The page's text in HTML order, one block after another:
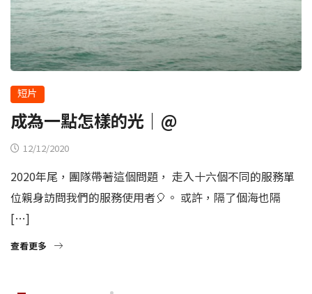
短片
成為一點怎樣的光｜@
12/12/2020
2020年尾，團隊帶著這個問題，​ 走入十六個不同的服務單
位親身訪問我們的服務使用者🎈。​ 或許，隔了個海也隔
[…]
查看更多